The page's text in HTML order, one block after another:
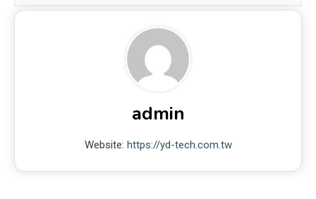
admin
Website: https://yd-tech.com.tw